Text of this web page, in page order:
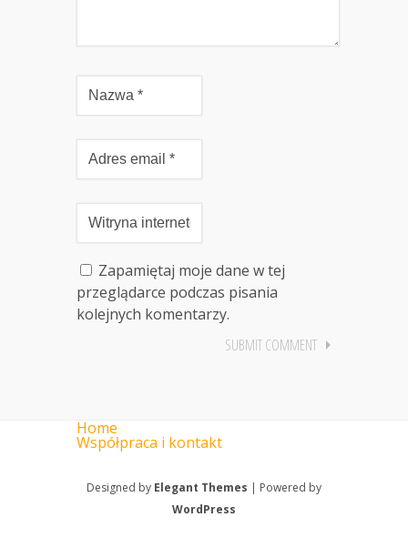
Zapamiętaj moje dane w tej
przeglądarce podczas pisania
kolejnych komentarzy.
Home
Współpraca i kontakt
Designed by Elegant Themes | Powered by
WordPress